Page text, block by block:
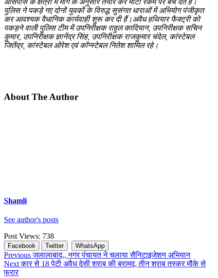
पुलिस ने पकड़े गए दोनों युवकों के विरुद्ध सुसंगत धाराओं में अभियोग पंजीकृत
कर आवश्यक वैधानिक कार्यवाही शुरू कर दी हैं।अवैध हथियार फैक्ट्री को
पकड़ने वाली पुलिस टीम में उपनिरीक्षक राहुल कादियान, उपनिरीक्षक सचिन
कुमार, उपनिरीक्षक ज्ञानेंद्र सिंह, उपनिरीक्षक राजकुमार चंदेल, कांस्टेबल
जितेंद्र, कांस्टेबल ओरेश एवं कॉन्स्टेबल नितेश शामिल रहे।
About The Author
Shamli
See author's posts
Post Views: 738
Facebook Twitter WhatsApp
Continue
Reading
Previousजलालाबाद,, नगर पंचायत ने चलाया सैनिटाइजेशन अभियान
Nextकार से 18 पेटी अवैध देसी शराब की बरामद, तीन शराब तस्कर मौके से
फरार